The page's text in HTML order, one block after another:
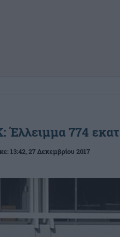
Έλλειμμα 774
13:42, 27 Δεκεμβρίου 2017